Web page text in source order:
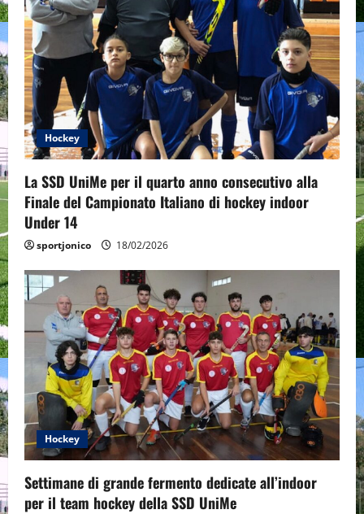
Hockey
La SSD UniMe per il quarto anno consecutivo alla
Finale del Campionato Italiano di hockey indoor
Under 14
sportjonico 18/02/2026
Hockey
Settimane di grande fermento dedicate all’indoor
per il team hockey della SSD UniMe